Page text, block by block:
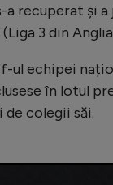
a recuperat și
3 din
echipei
în lotul
de colegii săi.